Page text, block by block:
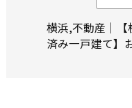
横浜,不動産｜【
済み一戸建て】